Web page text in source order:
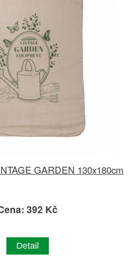
GARDEN 130x180cm
392 Kč
Detail